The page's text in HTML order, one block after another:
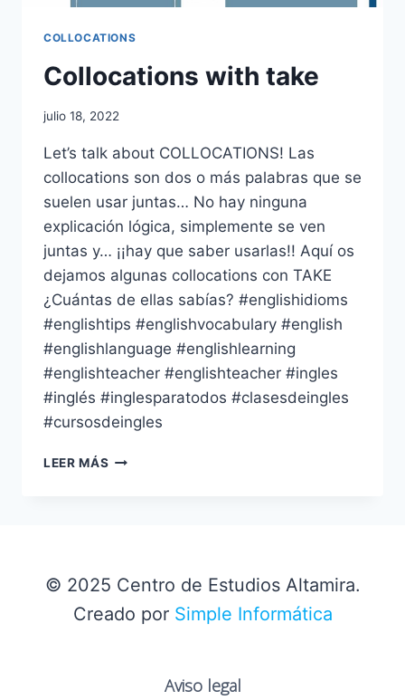
COLLOCATIONS
Collocations with take
julio 18, 2022
Let’s talk about COLLOCATIONS! Las
collocations son dos o más palabras que se
suelen usar juntas… No hay ninguna
explicación lógica, simplemente se ven
juntas y… ¡¡hay que saber usarlas!! Aquí os
dejamos algunas collocations con TAKE
¿Cuántas de ellas sabías? #englishidioms
#englishtips #englishvocabulary #english
#englishlanguage #englishlearning
#englishteacher #englishteacher #ingles
#inglés #inglesparatodos #clasesdeingles
#cursosdeingles
LEER MÁS COLLOCATIONS
© 2025 Centro de Estudios Altamira.
Creado por Simple Informática
Aviso legal